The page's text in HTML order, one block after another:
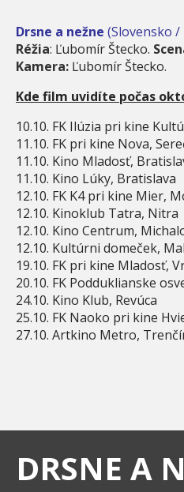
Drsne a nežne (Slovensko /
Réžia: Ľubomír Štecko.
Kamera: Ľubomír Štecko.
Kde film uvidíte počas
10.10. FK Ilúzia pri kine
11.10. FK pri kine Nova,
11.10. Kino Mladosť,
11.10. Kino Lúky, Bratislava
12.10. FK K4 pri kine Mier,
12.10. Kinoklub Tatra, Nitra
12.10. Kino Centrum,
12.10. Kultúrni domeček,
19.10. FK pri kine Mladosť,
20.10. FK Podduklianske
24.10. Kino Klub, Revúca
25.10. FK Naoko pri kine
27.10. Artkino Metro,
DRSNE A